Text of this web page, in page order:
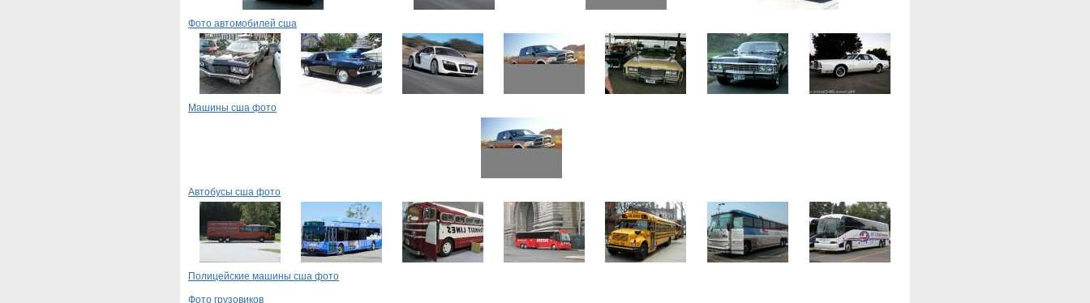
Фото автомобилей сша
Машины сша фото
Автобусы сша фото
Полицейские машины сша фото
Фото грузовиков